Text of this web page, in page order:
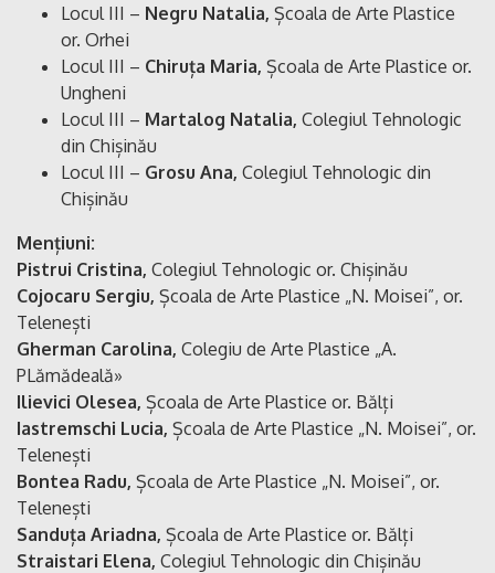
Locul III – Negru Natalia, Școala de Arte Plastice
or. Orhei
Locul III – Chiruța Maria, Școala de Arte Plastice or.
Ungheni
Locul III – Martalog Natalia, Colegiul Tehnologic
din Chișinău
Locul III – Grosu Ana, Colegiul Tehnologic din
Chișinău
Mențiuni:
Pistrui Cristina, Colegiul Tehnologic or. Chișinău
Cojocaru Sergiu, Școala de Arte Plastice „N. Moisei”, or.
Telenești
Gherman Carolina, Colegiu de Arte Plastice „A.
PLămădeală»
Ilievici Olesea, Școala de Arte Plastice or. Bălți
Iastremschi Lucia, Școala de Arte Plastice „N. Moisei”, or.
Telenești
Bontea Radu, Școala de Arte Plastice „N. Moisei”, or.
Telenești
Sanduța Ariadna, Școala de Arte Plastice or. Bălți
Straistari Elena, Colegiul Tehnologic din Chișinău